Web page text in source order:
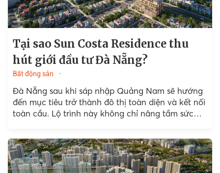
Tại sao Sun Costa Residence thu
hút giới đầu tư Đà Nẵng?
Bất động sản
Đà Nẵng sau khi sáp nhập Quảng Nam sẽ hướng
đến mục tiêu trở thành đô thị toàn diện và kết nối
toàn cầu. Lộ trình này không chỉ nâng tầm sức